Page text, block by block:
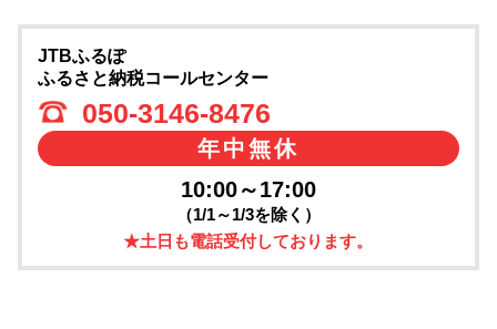
JTBふるぽ
ふるさと納税コールセンター
050-3146-8476
年中無休
10:00～17:00
（1/1～1/3を除く）
★土日も電話受付しております。